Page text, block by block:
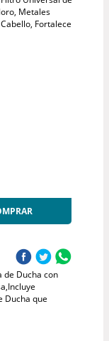
Metales
Fortalece
de Ducha con
Ducha que